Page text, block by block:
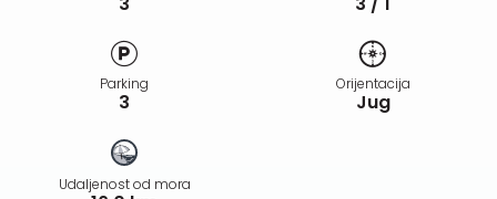
Parking
3
Orijentacija
Jug
Udaljenost od mora